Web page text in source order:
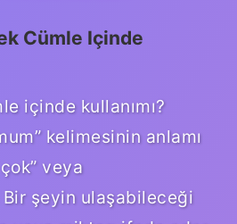
Cümle Içinde
içinde kullanımı?
kelimesinin anlamı
veya
Bir şeyin ulaşabileceği